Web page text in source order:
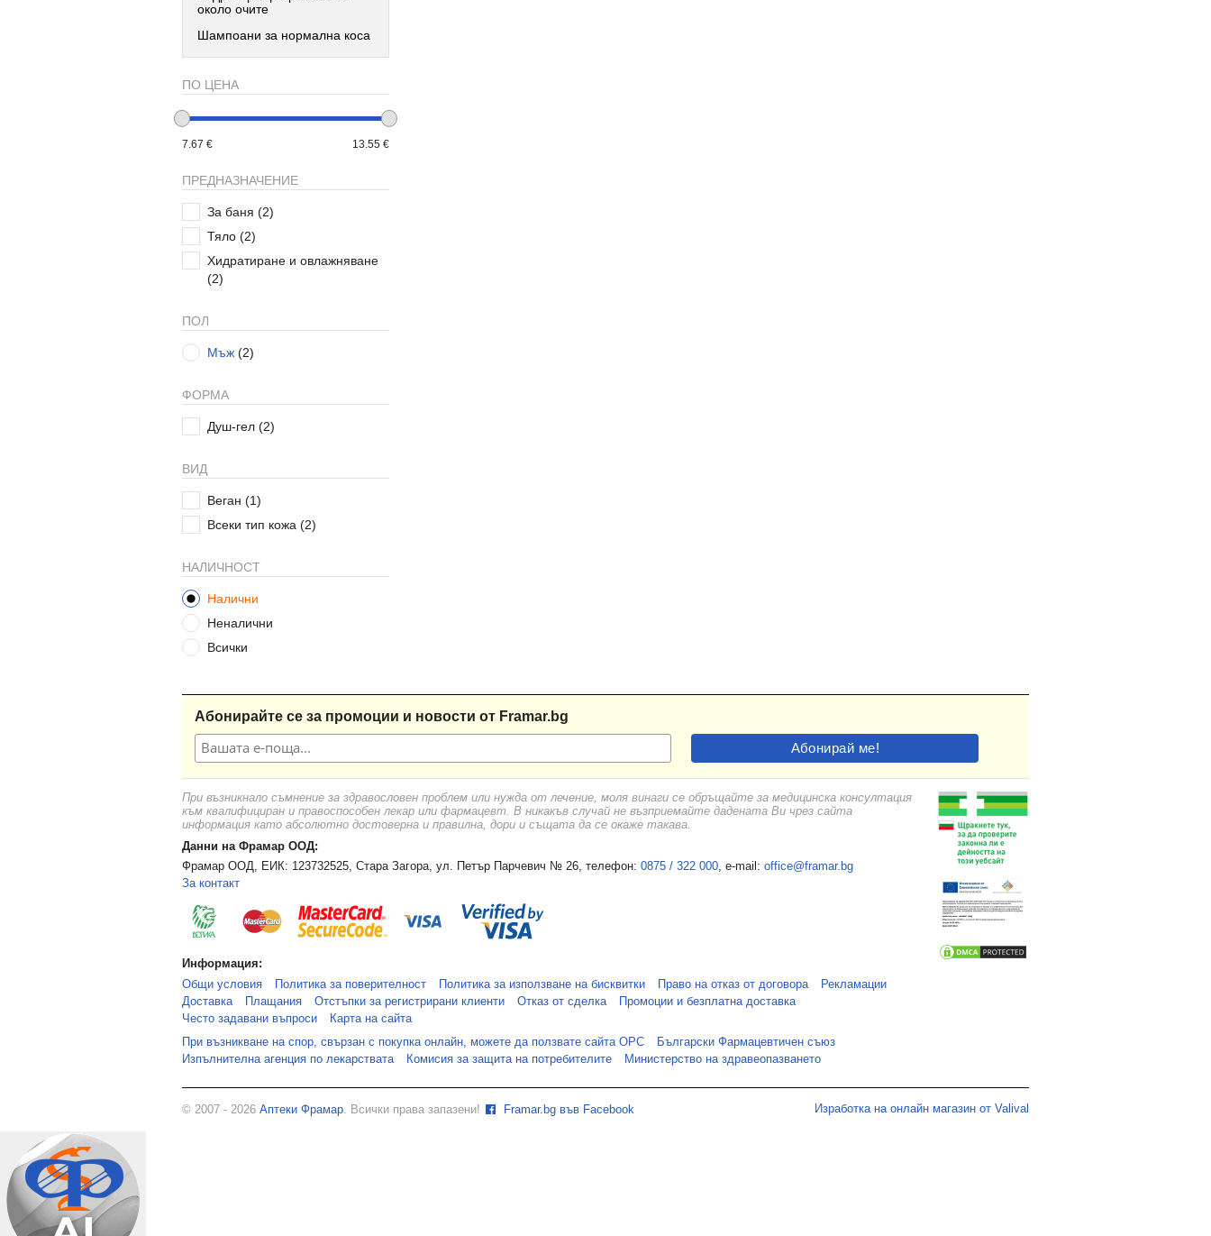
около очите
Шампоани за нормална коса
ПО ЦЕНА
7.67 € 13.55 €
ПРЕДНАЗНАЧЕНИЕ
За баня (2)
Тяло (2)
Хидратиране и овлажняване
(2)
ПОЛ
Мъж (2)
ФОРМА
Душ-гел (2)
ВИД
Веган (1)
Всеки тип кожа (2)
НАЛИЧНОСТ
Налични
Неналични
Всички
Абонирайте се за промоции и новости от Framar.bg
При възникнало съмнение за здравословен проблем или нужда от лечение, моля винаги се обръщайте за медицинска консултация
към квалифициран и правоспособен лекар или фармацевт. В никакъв случай не възприемайте дадената Ви чрез сайта
информация като абсолютно достоверна и правилна, дори и същата да се окаже такава.
Данни на Фрамар ООД:
Фрамар ООД, ЕИК: 123732525, Стара Загора, ул. Петър Парчевич № 26, телефон: 0875 / 322 000, e-mail: office@framar.bg
За контакт
Информация:
Общи условия
Политика за поверителност Политика за използване на бисквитки Право на отказ от договора
Рекламации
Доставка
Плащания Отстъпки за регистрирани клиенти Отказ от сделка
Промоции и безплатна доставка
Често задавани въпроси
Карта на сайта
При възникване на спор, свързан с покупка онлайн, можете да ползвате сайта ОРС
Български Фармацевтичен съюз
Изпълнителна агенция по лекарствата
Комисия за защита на потребителите Министерство на здравеопазването
© 2007 - 2026 Аптеки Фрамар. Всички права запазени! Framar.bg във Facebook Изработка на онлайн магазин от Valival